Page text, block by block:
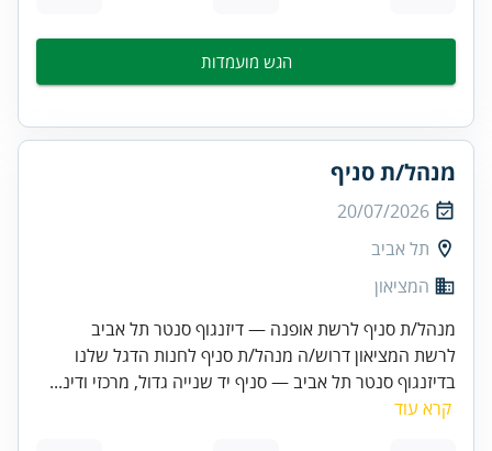
הגש מועמדות
מנהל/ת סניף
20/07/2026
תל אביב
המציאון
מנהל/ת סניף לרשת אופנה — דיזנגוף סנטר תל אביב
לרשת המציאון דרוש/ה מנהל/ת סניף לחנות הדגל שלנו
בדיזנגוף סנטר תל אביב — סניף יד שנייה גדול, מרכזי ודינ...
קרא עוד